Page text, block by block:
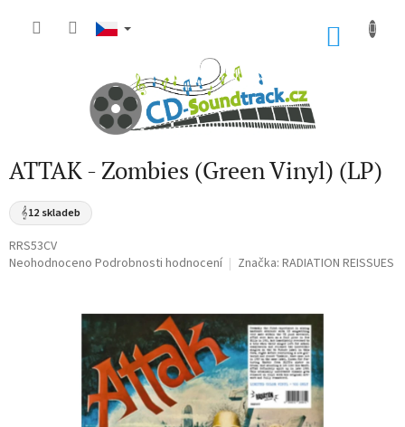
ATTAK - Zombies (Green Vinyl) (LP)
𝄞12 skladeb
RRS53CV
Průměrné
Neohodnoceno Podrobnosti hodnocení Značka: RADIATION REISSUES